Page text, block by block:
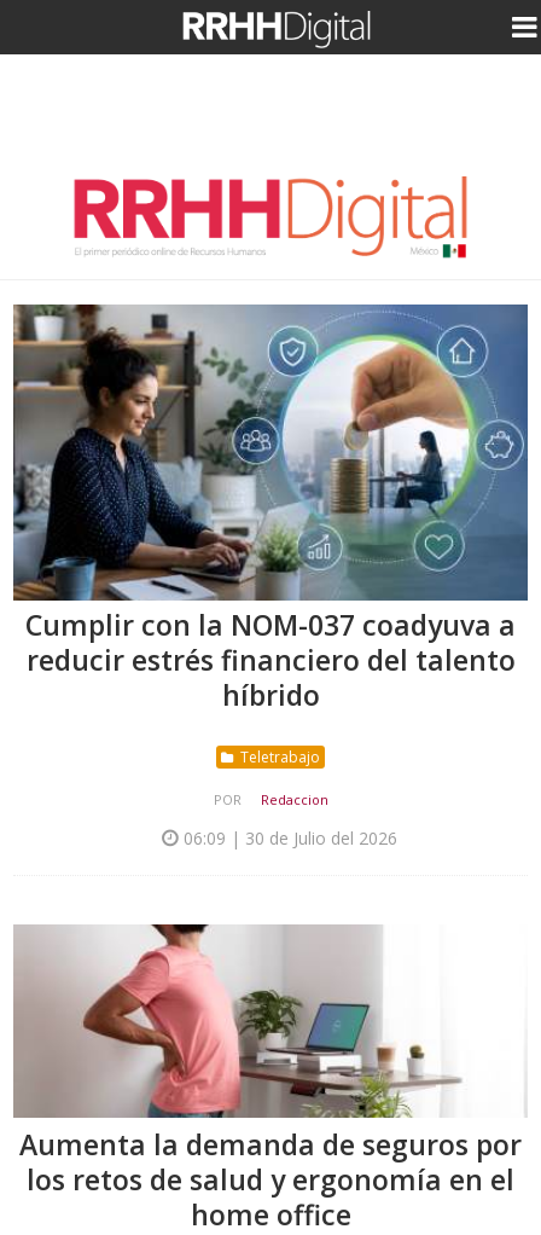
Cumplir con la NOM-037 coadyuva a
reducir estrés financiero del talento
híbrido
Teletrabajo
POR Redaccion
06:09 | 30 de Julio del 2026
Aumenta la demanda de seguros por
los retos de salud y ergonomía en el
home office